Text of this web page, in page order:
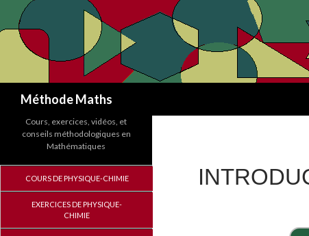
Méthode Maths
Cours, exercices, vidéos, et
conseils méthodologiques en
Mathématiques
COURS DE PHYSIQUE-CHIMIE
EXERCICES DE PHYSIQUE-
CHIMIE